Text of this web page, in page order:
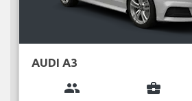
AUDI A3
group business_center